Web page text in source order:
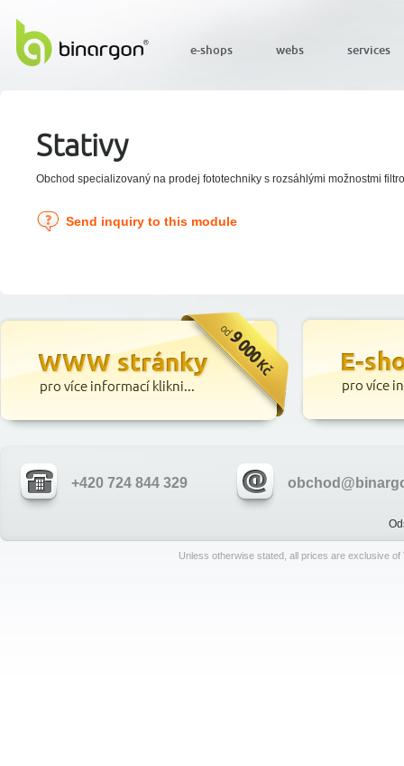
Stativy
Obchod specializovaný na prodej fototechniky s rozsáhlými možnostmi
Send inquiry to this module
+420 724 844 329
Unless otherwise stated, all prices are exclusive
e-shops webs services